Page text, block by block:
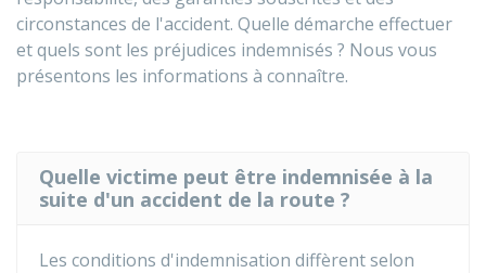
circonstances de l'accident. Quelle démarche effectuer
et quels sont les préjudices indemnisés ? Nous vous
présentons les informations à connaître.
Quelle victime peut être indemnisée à la
suite d'un accident de la route ?
Les conditions d'indemnisation diffèrent selon